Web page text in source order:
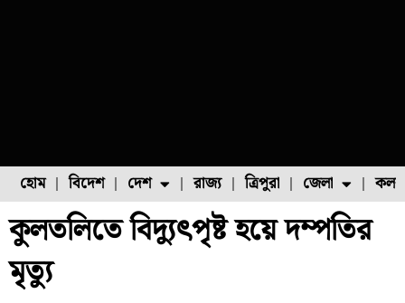
হোম বিদেশ দেশ
ফুল চাষ ফল চাষ মাছ চাষ পোল্ট্রি চাষ
রাজ্য ত্রিপুরা জেলা
উত্তর ২৪ পরগনা
কুলতলিতে বিদ্যুৎপৃষ্ট হয়ে দম্পতির
মৃত্যু